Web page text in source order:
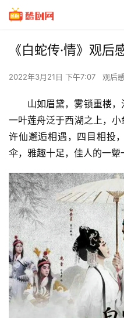
《白蛇传·情》观后
2022年3月21日 下午7:07 观后
山如眉黛，雾锁重楼，
一叶莲舟泛于西湖之上，
许仙邂逅相遇，四目相投
伞，雅趣十足，佳人的一颦